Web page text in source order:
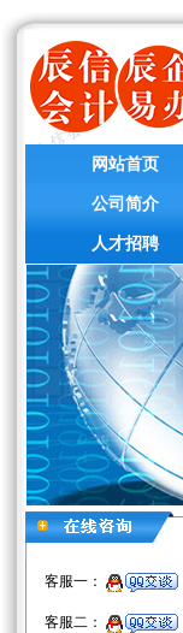
网站首页
公司简介
人才招聘
客服一：
客服二：